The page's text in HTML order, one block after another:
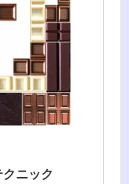
クニック